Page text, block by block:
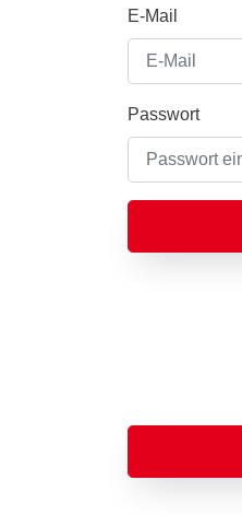
E-Mail
Passwort